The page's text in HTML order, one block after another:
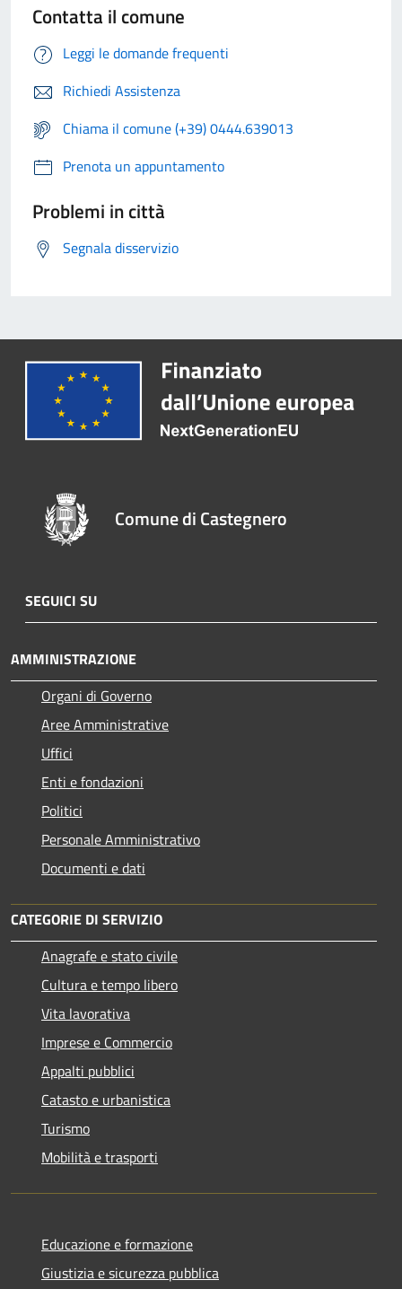
Contatta il comune
Leggi le domande frequenti
Richiedi Assistenza
Chiama il comune (+39) 0444.639013
Prenota un appuntamento
Problemi in città
Segnala disservizio
Comune di Castegnero
SEGUICI SU
AMMINISTRAZIONE
Organi di Governo
Aree Amministrative
Uffici
Enti e fondazioni
Politici
Personale Amministrativo
Documenti e dati
CATEGORIE DI SERVIZIO
Anagrafe e stato civile
Cultura e tempo libero
Vita lavorativa
Imprese e Commercio
Appalti pubblici
Catasto e urbanistica
Turismo
Mobilità e trasporti
Educazione e formazione
Giustizia e sicurezza pubblica